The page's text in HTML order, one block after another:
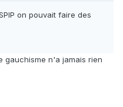
on pouvait faire des
gauchisme n'a jamais rien